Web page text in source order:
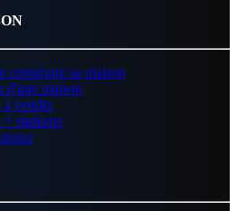
construire sa maison
d'une maison
à vendre
+ maisons